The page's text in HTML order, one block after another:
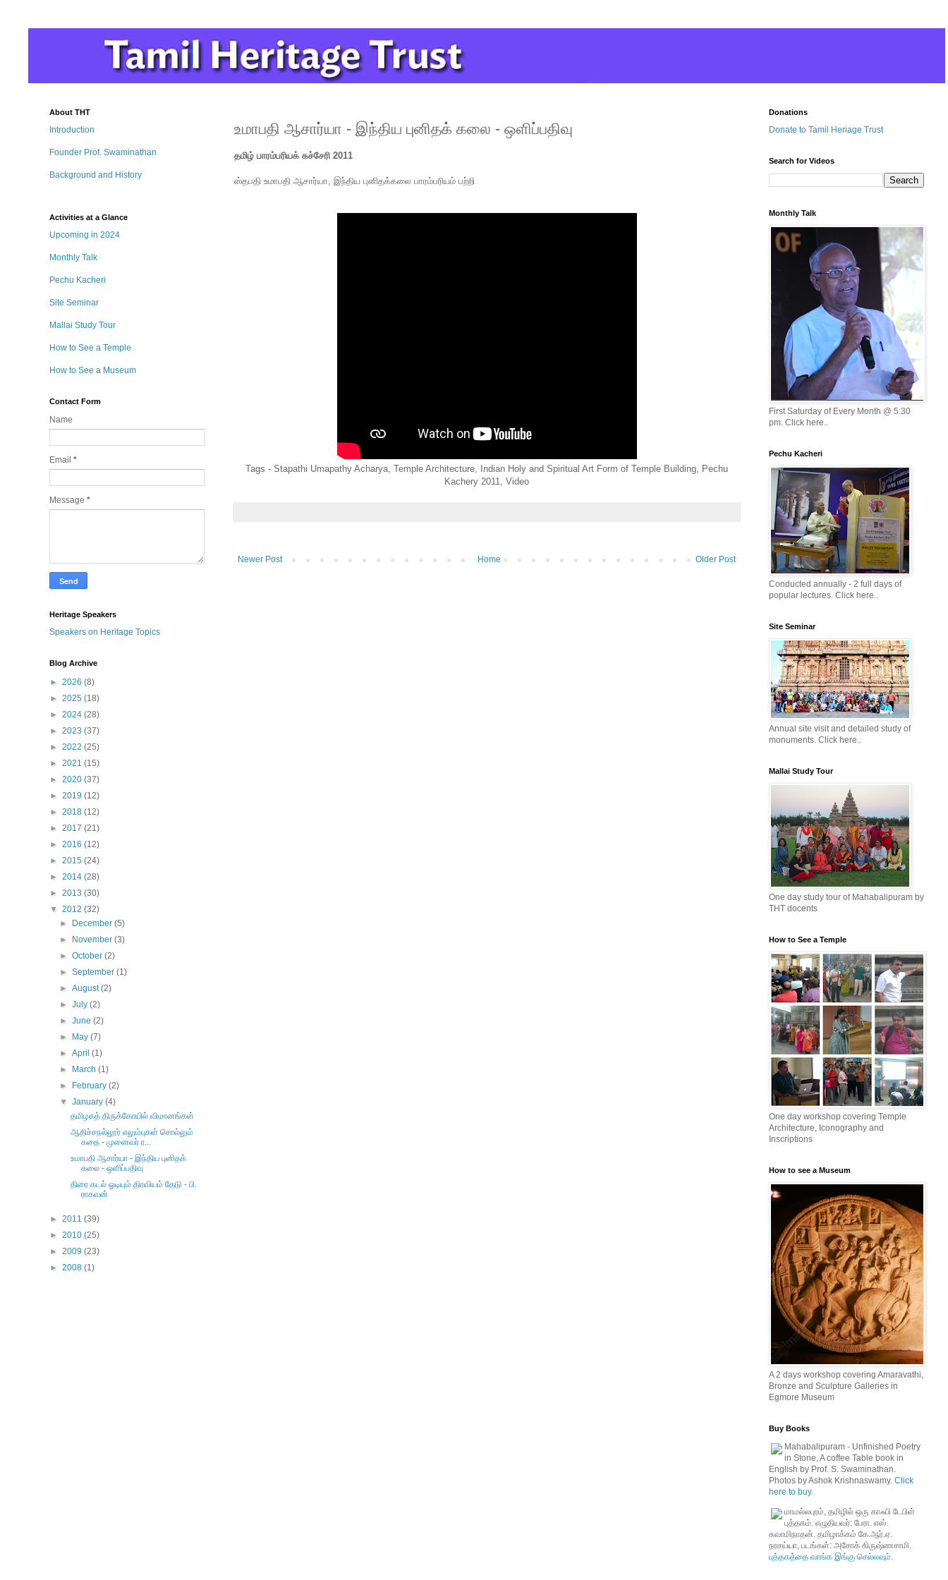
உமாபதி ஆசார்யா - இந்திய புனிதக் கலை - ஒளிப்பதிவு
தமிழ் பாரம்பரியக் கச்சேரி 2011
ஸ்தபதி உமாபதி ஆசார்யா, இந்திய புனிதக்கலை பாரம்பரியம் பற்றி
Tags - Stapathi Umapathy Acharya, Temple Architecture, Indian Holy and Spiritual Art Form of Temple Building, Pechu
Kachery 2011, Video
Newer Post Older Post
Home
About THT
Introduction
Founder Prof. Swaminathan
Background and History
Activities at a Glance
Upcoming in 2024
Monthly Talk
Pechu Kacheri
Site Seminar
Mallai Study Tour
How to See a Temple
How to See a Museum
Contact Form
Name
Email *
Message *
Heritage Speakers
Speakers on Heritage Topics
Blog Archive
► 2026 (8)
► 2025 (18)
► 2024 (28)
► 2023 (37)
► 2022 (25)
► 2021 (15)
► 2020 (37)
► 2019 (12)
► 2018 (12)
► 2017 (21)
► 2016 (12)
► 2015 (24)
► 2014 (28)
► 2013 (30)
▼ 2012 (32)
►
December(5)
►
November(3)
►October(2)
►September(1)
►August(2)
►July(2)
►June(2)
►
May(7)
►April(1)
►
March(1)
►
February(2)
▼January(4)
தமிழகத் திருக்கோயில் விமானங்கள்
ஆதிச்சநல்லூர் எலும்புகள் சொல்லும்
கதை - முனைவர் ர...
உமாபதி ஆசார்யா - இந்திய புனிதக்
கலை - ஒளிப்பதிவு
திரை கடல் ஓடியும் திரவியம் தேடு - பி.
ராகவன்
► 2011 (39)
► 2010 (25)
► 2009 (23)
► 2008 (1)
Donations
Donate to Tamil Heriage Trust
Search for Videos
Monthly Talk
First Saturday of Every Month @ 5:30
pm. Click here..
Pechu Kacheri
Conducted annually - 2 full days of
popular lectures. Click here..
Site Seminar
Annual site visit and detailed study of
monuments. Click here..
Mallai Study Tour
One day study tour of Mahabalipuram by
THT docents
How to See a Temple
One day workshop covering Temple
Architecture, Iconography and
Inscriptions
How to see a Museum
A 2 days workshop covering Amaravathi,
Bronze and Sculpture Galleries in
Egmore Museum
Buy Books
Mahabalipuram - Unfinished Poetry
in Stone, A coffee Table book in
English by Prof. S. Swaminathan.
Photos by Ashok Krishnaswamy. Click
here to buy.
மாமல்லபுரம், தமிழில் ஒரு காஃபி டேபிள்
புத்தகம். எழுதியவர்: பேரா. எஸ்.
சுவாமிநாதன். தமிழாக்கம் கே.ஆர்.ஏ.
நரசய்யா, படங்கள்: அசோக் கிருஷ்ணசாமி.
புத்தகத்தை வாங்க இங்கு செல்லவும்.